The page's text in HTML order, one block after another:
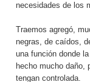
necesidades de los
Traemos agregó,
negras, de caídos,
una función donde
hecho mucho daño,
tengan controlada.